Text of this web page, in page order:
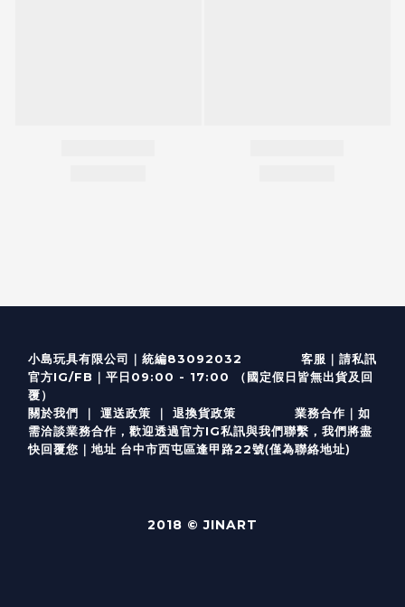
小島玩具有限公司｜統編83092032 客服 ｜ 請私訊
官方IG/FB ｜ 平日09:00 - 17:00 （國定假日皆無出貨及回
覆）
關於我們 ｜ 運送政策 ｜ 退換貨政策 業務合作｜如
需洽談業務合作，歡迎透過官方IG私訊與我們聯繫，我們將盡
快回覆您｜ 地址 台中市西屯區逢甲路22號(僅為聯絡地址)
2018 © JINART